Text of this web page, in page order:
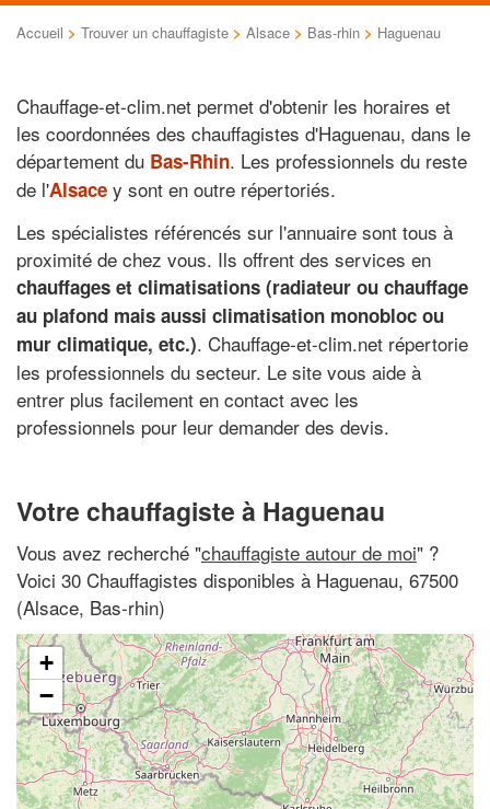
Accueil > Trouver un chauffagiste > Alsace > Bas-rhin > Haguenau
Chauffage-et-clim.net permet d'obtenir les horaires et
les coordonnées des chauffagistes d'Haguenau, dans le
département du Bas-Rhin. Les professionnels du reste
de l'Alsace y sont en outre répertoriés.
Les spécialistes référencés sur l'annuaire sont tous à
proximité de chez vous. Ils offrent des services en
chauffages et climatisations (radiateur ou chauffage
au plafond mais aussi climatisation monobloc ou
mur climatique, etc.). Chauffage-et-clim.net répertorie
les professionnels du secteur. Le site vous aide à
entrer plus facilement en contact avec les
professionnels pour leur demander des devis.
Votre chauffagiste à Haguenau
Vous avez recherché "chauffagiste autour de moi" ?
Voici 30 Chauffagistes disponibles à Haguenau, 67500
(Alsace, Bas-rhin)
+
−